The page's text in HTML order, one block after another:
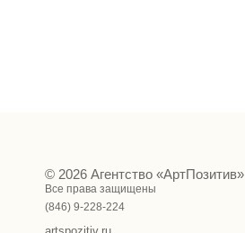
© 2026 Агентство «АртПозитив»
Все права защищены
(846) 9-228-224